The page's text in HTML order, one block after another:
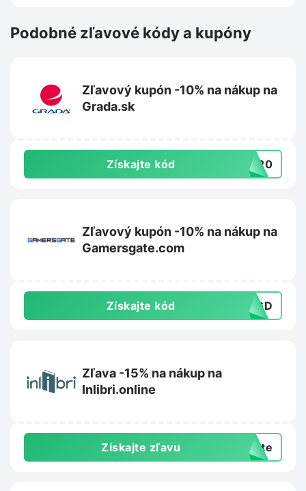
Podobné zľavové kódy a kupóny
Zľavový kupón -10% na nákup na
Grada.sk
Získajte kód RA20
Zľavový kupón -10% na nákup na
Gamersgate.com
Získajte kód GGD
Zľava -15% na nákup na
Inlibri.online
Získajte zľavu exte